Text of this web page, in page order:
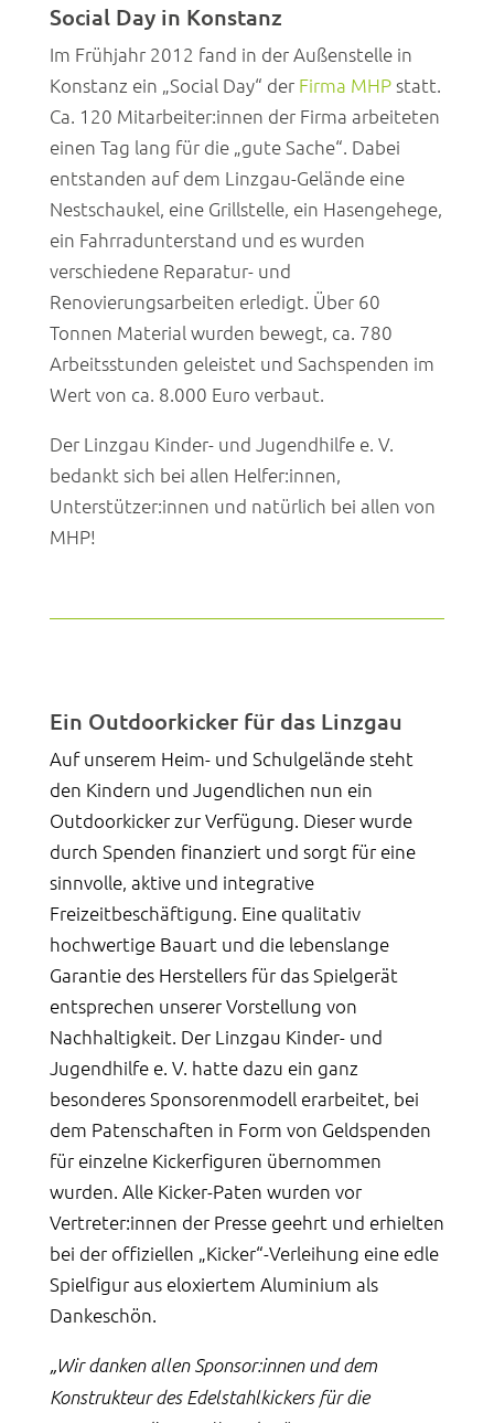
Social Day in Konstanz
Im Frühjahr 2012 fand in der Außenstelle in
Konstanz ein „Social Day“ der Firma MHPstatt.
Ca. 120 Mitarbeiter:innen der Firma arbeiteten
einen Tag lang für die „gute Sache“. Dabei
entstanden auf dem Linzgau-Gelände eine
Nestschaukel, eine Grillstelle, ein Hasengehege,
ein Fahrradunterstand und es wurden
verschiedene Reparatur- und
Renovierungsarbeiten erledigt. Über 60
Tonnen Material wurden bewegt, ca. 780
Arbeitsstunden geleistet und Sachspenden im
Wert von ca. 8.000 Euro verbaut.
Der Linzgau Kinder- und Jugendhilfe e. V.
bedankt sich bei allen Helfer:innen,
Unterstützer:innen und natürlich bei allen von
MHP!
Ein Outdoorkicker für das Linzgau
Auf unserem Heim- und Schulgelände steht
den Kindern und Jugendlichen nun ein
Outdoorkicker zur Verfügung. Dieser wurde
durch Spenden finanziert und sorgt für eine
sinnvolle, aktive und integrative
Freizeitbeschäftigung. Eine qualitativ
hochwertige Bauart und die lebenslange
Garantie des Herstellers für das Spielgerät
entsprechen unserer Vorstellung von
Nachhaltigkeit. Der Linzgau Kinder- und
Jugendhilfe e. V. hatte dazu ein ganz
besonderes Sponsorenmodell erarbeitet, bei
dem Patenschaften in Form von Geldspenden
für einzelne Kickerfiguren übernommen
wurden. Alle Kicker-Paten wurden vor
Vertreter:innen der Presse geehrt und erhielten
bei der offiziellen „Kicker“-Verleihung eine edle
Spielfigur aus eloxiertem Aluminium als
Dankeschön.
„Wir danken allen Sponsor:innen und dem
Konstrukteur des Edelstahlkickers für die